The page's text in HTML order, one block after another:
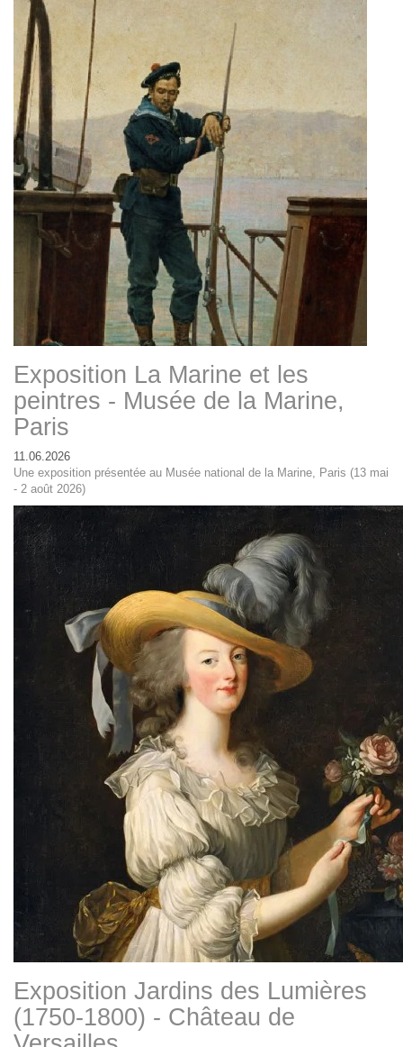
Exposition La Marine et les
peintres - Musée de la Marine,
Paris
11.06.2026
Une exposition présentée au Musée national de la Marine, Paris (13 mai
- 2 août 2026)
Exposition Jardins des Lumières
(1750-1800) - Château de